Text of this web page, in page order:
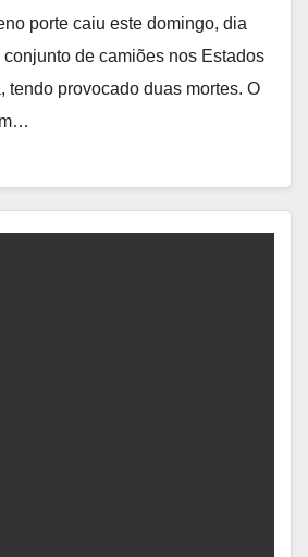
porte caiu este domingo, dia
conjunto de camiões nos Estados
tendo provocado duas mortes. O